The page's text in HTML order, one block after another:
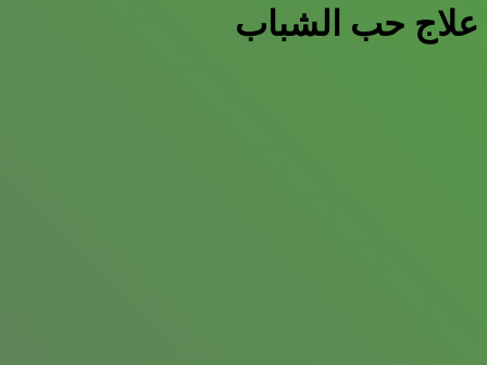
علاج حب الشباب